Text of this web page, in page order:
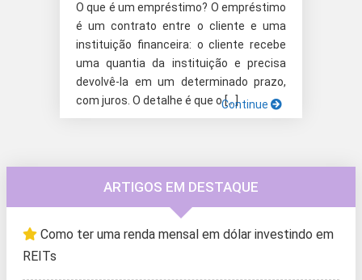
O que é um empréstimo? O empréstimo
é um contrato entre o cliente e uma
instituição financeira: o cliente recebe
uma quantia da instituição e precisa
devolvê-la em um determinado prazo,
com juros. O detalhe é que o […]Continue
ARTIGOS EM DESTAQUE
Como ter uma renda mensal em dólar investindo em
REITs